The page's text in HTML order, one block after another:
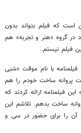
است که فیلم بتواند بدون
در گروه «هنر و تجربه» هم
فیلم نیستم.
با نام موقت «شبی
پروانه ساخت خودم را هم
فیلمنامه ارائه کردند که
ساخت بدهم. تلاشم این
آن را برای حضور در سی و